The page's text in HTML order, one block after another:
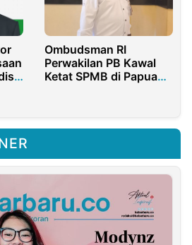
Ombudsman RI
Perwakilan PB Kawal
Ketat SPMB di Papua